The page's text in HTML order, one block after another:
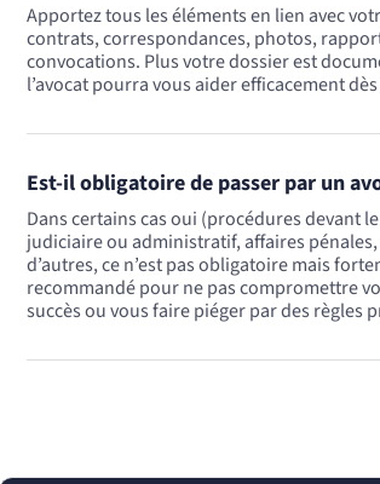
Apportez tous les éléments en lien avec
contrats, correspondances, photos,
convocations. Plus votre dossier est
l’avocat pourra vous aider efficacement
Est-il obligatoire de passer par un
Dans certains cas oui (procédures devant
judiciaire ou administratif, affaires pénales,
d’autres, ce n’est pas obligatoire mais
recommandé pour ne pas compromettre
succès ou vous faire piéger par des règles